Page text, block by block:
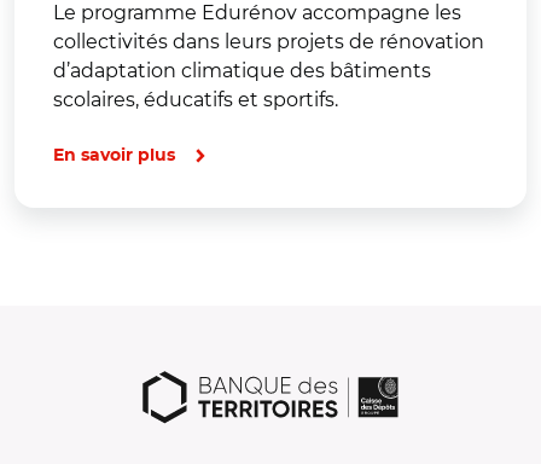
Le programme Edurénov accompagne les
collectivités dans leurs projets de rénovation
d’adaptation climatique des bâtiments
scolaires, éducatifs et sportifs.
En savoir plus